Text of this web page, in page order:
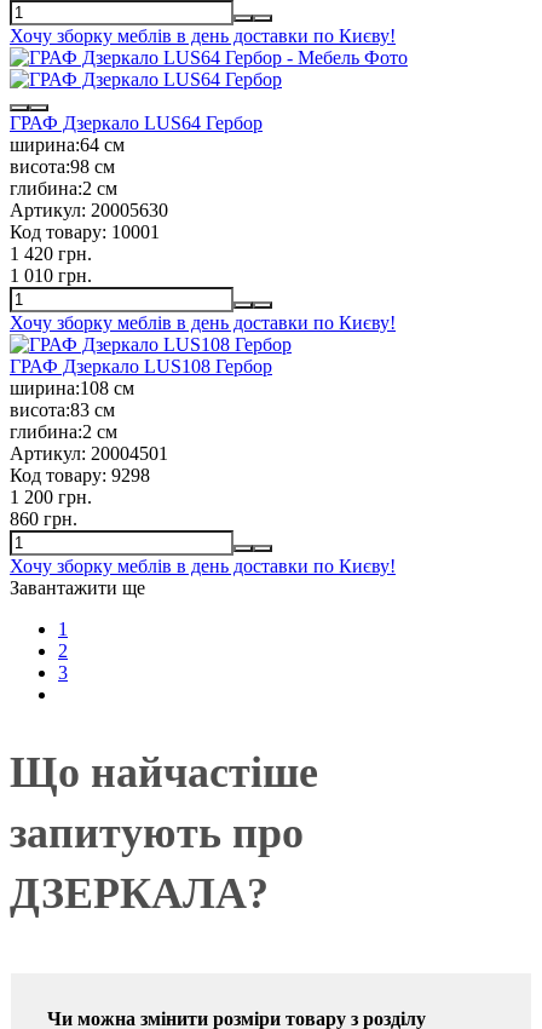
Хочу зборку меблів в день доставки по Києву!
ГРАФ Дзеркало LUS64 Гербор
ширина:64 см
висота:98 см
глибина:2 см
Артикул: 20005630
Код товару: 10001
1 420 грн.
1 010 грн.
Хочу зборку меблів в день доставки по Києву!
ГРАФ Дзеркало LUS108 Гербор
ширина:108 см
висота:83 см
глибина:2 см
Артикул: 20004501
Код товару: 9298
1 200 грн.
860 грн.
Хочу зборку меблів в день доставки по Києву!
Завантажити ще
1
2
3
Що найчастіше
запитують про
ДЗЕРКАЛА?
Чи можна змінити розміри товару з розділу